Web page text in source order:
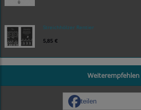
Streichhölzer Rentier
5,85 €
Weiterempfehlen
teilen